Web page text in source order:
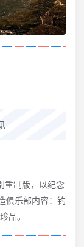
重制版，以纪念
俱乐部内容：钓
品。